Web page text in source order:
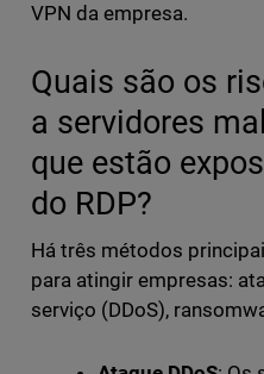
VPN da empresa.
Quais são os
a servidores
que estão
do RDP?
Há três métodos
para atingir empresas:
serviço (DDoS),